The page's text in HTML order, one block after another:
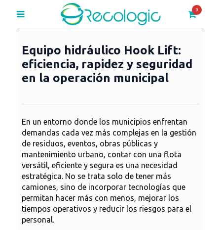
0
Equipo hidráulico Hook Lift:
eficiencia, rapidez y seguridad
en la operación municipal
En un entorno donde los municipios enfrentan
demandas cada vez más complejas en la gestión
de residuos, eventos, obras públicas y
mantenimiento urbano, contar con una flota
versátil, eficiente y segura es una necesidad
estratégica. No se trata solo de tener más
camiones, sino de incorporar tecnologías que
permitan hacer más con menos, mejorar los
tiempos operativos y reducir los riesgos para el
personal.